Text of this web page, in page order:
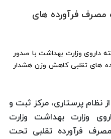
مصرف فرآورده های
داروی وزارت بهداشت با صدور
های تقلبی کاهش وزن هشدار
نظام پرستاری، مرکز ثبت و
وزارت بهداشت وزارت
فرآورده تقلبی تحت